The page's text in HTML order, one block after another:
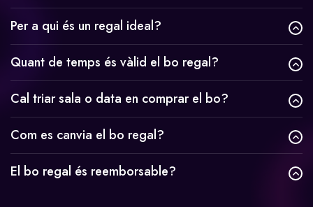
Per a qui és un regal ideal?
Quant de temps és vàlid el bo regal?
Cal triar sala o data en comprar el bo?
Com es canvia el bo regal?
El bo regal és reemborsable?